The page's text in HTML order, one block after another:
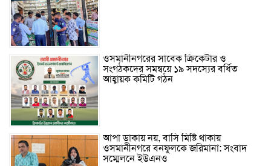
ওসমানীনগরের সাবেক ক্রিকেটার ও
সংগঠকদের সমন্বয়ে ১৯ সদস্যের বর্ধিত
আহ্বায়ক কমিটি গঠন
আপা ডাকায় নয়, বাসি মিষ্টি থাকায়
ওসমানীনগরে বনফুলকে জরিমানা: সংবাদ
সম্মেলনে ইউএনও